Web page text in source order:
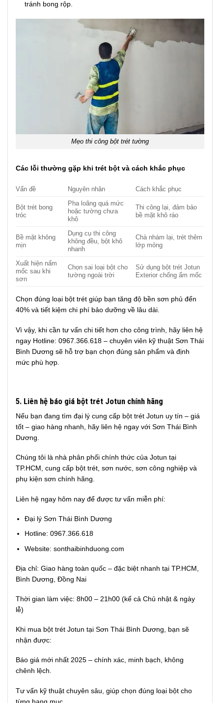
tránh bong rộp.
Mẹo thi công bột trét tường
Các lỗi thường gặp khi trét bột và cách khắc phục
Vấn đề Nguyên nhân Cách khắc phục
Bột trét bong
tróc
Pha loãng quá mức
hoặc tường chưa
khô
Thi công lại, đảm bảo
bề mặt khô ráo
Bề mặt không
mịn
Dụng cụ thi công
không đều, bột khô
nhanh
Chà nhám lại, trét thêm
lớp mỏng
Xuất hiện nấm
mốc sau khi
sơn
Chọn sai loại bột cho
tường ngoài trời
Sử dụng bột trét Jotun
Exterior chống ẩm mốc
Chọn đúng loại bột trét giúp bạn tăng độ bền sơn phủ đến
40% và tiết kiệm chi phí bảo dưỡng về lâu dài.
Vì vậy, khi cần tư vấn chi tiết hơn cho công trình, hãy liên hệ
ngay Hotline: 0967.366.618 – chuyên viên kỹ thuật Sơn Thái
Bình Dương sẽ hỗ trợ bạn chọn đúng sản phẩm và định
mức phù hợp.
5. Liên hệ báo giá bột trét Jotun chính hãng
Nếu bạn đang tìm đại lý cung cấp bột trét Jotun uy tín – giá
tốt – giao hàng nhanh, hãy liên hệ ngay với Sơn Thái Bình
Dương.
Chúng tôi là nhà phân phối chính thức của Jotun tại
TP.HCM, cung cấp bột trét, sơn nước, sơn công nghiệp và
phụ kiện sơn chính hãng.
Liên hệ ngay hôm nay để được tư vấn miễn phí:
Đại lý Sơn Thái Bình Dương
Hotline: 0967.366.618
Website: sonthaibinhduong.com
Địa chỉ: Giao hàng toàn quốc – đặc biệt nhanh tại TP.HCM,
Bình Dương, Đồng Nai
Thời gian làm việc: 8h00 – 21h00 (kể cả Chủ nhật & ngày
lễ)
Khi mua bột trét Jotun tại Sơn Thái Bình Dương, bạn sẽ
nhận được:
Báo giá mới nhất 2025 – chính xác, minh bạch, không
chênh lệch.
Tư vấn kỹ thuật chuyên sâu, giúp chọn đúng loại bột cho
từng hạng mục.